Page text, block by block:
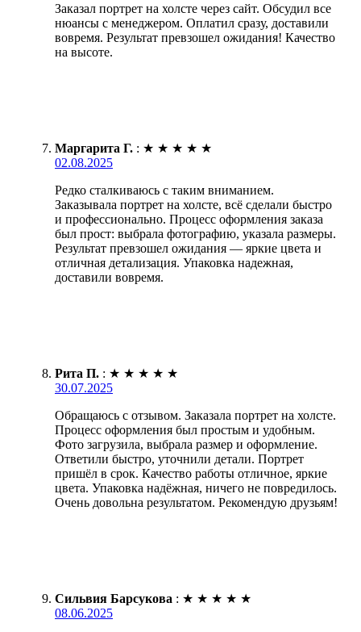
Заказал портрет на холсте через сайт. Обсудил все
нюансы с менеджером. Оплатил сразу, доставили
вовремя. Результат превзошел ожидания! Качество
на высоте.
Маргарита Г. : ★ ★ ★ ★ ★
02.08.2025
Редко сталкиваюсь с таким вниманием.
Заказывала портрет на холсте, всё сделали быстро
и профессионально. Процесс оформления заказа
был прост: выбрала фотографию, указала размеры.
Результат превзошел ожидания — яркие цвета и
отличная детализация. Упаковка надежная,
доставили вовремя.
Рита П. : ★ ★ ★ ★ ★
30.07.2025
Обращаюсь с отзывом. Заказала портрет на холсте.
Процесс оформления был простым и удобным.
Фото загрузила, выбрала размер и оформление.
Ответили быстро, уточнили детали. Портрет
пришёл в срок. Качество работы отличное, яркие
цвета. Упаковка надёжная, ничего не повредилось.
Очень довольна результатом. Рекомендую друзьям!
Сильвия Барсукова : ★ ★ ★ ★ ★
08.06.2025